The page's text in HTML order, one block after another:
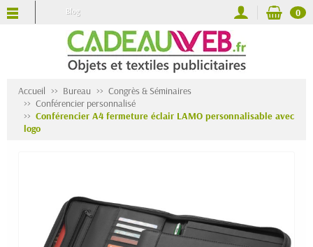
Blog 0
Accueil Bureau
Congrès & Séminaires
Conférencier personnalisé
Conférencier A4 fermeture éclair LAMO personnalisable avec
logo